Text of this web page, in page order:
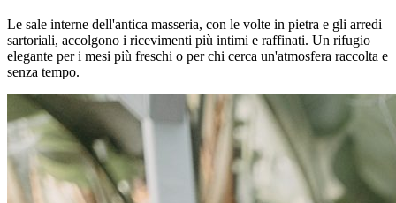
Le sale interne dell'antica masseria, con le volte in pietra e gli arredi
sartoriali, accolgono i ricevimenti più intimi e raffinati. Un rifugio
elegante per i mesi più freschi o per chi cerca un'atmosfera raccolta e
senza tempo.